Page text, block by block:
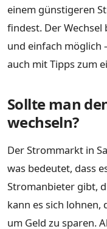
einem günstigeren
findest. Der
und einfach möglich
auch mit Tipps zum
Sollte man
wechseln?
Der Strommarkt in
was bedeutet, dass
Stromanbieter gibt,
kann es sich lohnen,
um Geld zu sparen.